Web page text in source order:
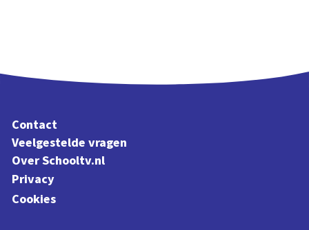
Contact
Veelgestelde vragen
Over Schooltv.nl
Privacy
Cookies